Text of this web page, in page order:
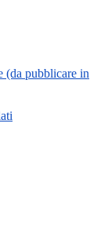
(da pubblicare in